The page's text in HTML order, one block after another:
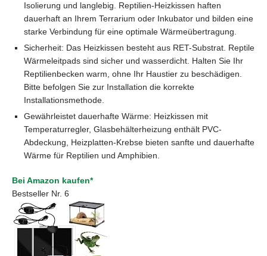
Isolierung und langlebig. Reptilien-Heizkissen haften
dauerhaft an Ihrem Terrarium oder Inkubator und bilden eine
starke Verbindung für eine optimale Wärmeübertragung.
Sicherheit: Das Heizkissen besteht aus RET-Substrat. Reptile
Wärmeleitpads sind sicher und wasserdicht. Halten Sie Ihr
Reptilienbecken warm, ohne Ihr Haustier zu beschädigen.
Bitte befolgen Sie zur Installation die korrekte
Installationsmethode.
Gewährleistet dauerhafte Wärme: Heizkissen mit
Temperaturregler, Glasbehälterheizung enthält PVC-
Abdeckung, Heizplatten-Krebse bieten sanfte und dauerhafte
Wärme für Reptilien und Amphibien.
Bei Amazon kaufen*
Bestseller Nr. 6